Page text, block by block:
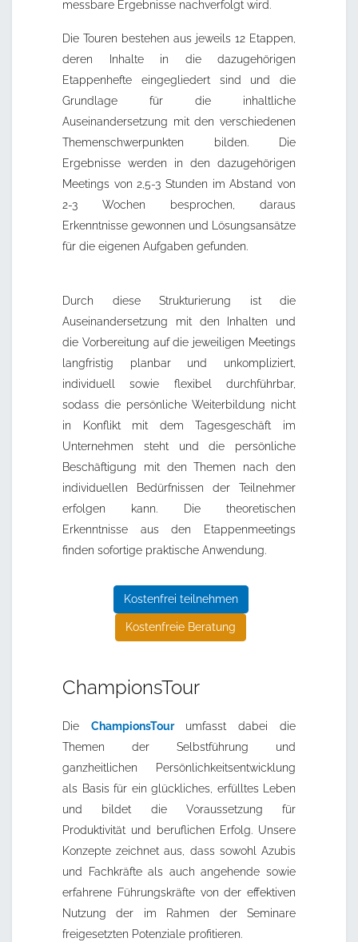
messbare Ergebnisse nachverfolgt wird.
Die Touren bestehen aus jeweils 12 Etappen,
deren Inhalte in die dazugehörigen
Etappenhefte eingegliedert sind und die
Grundlage für die inhaltliche
Auseinandersetzung mit den verschiedenen
Themenschwerpunkten bilden. Die
Ergebnisse werden in den dazugehörigen
Meetings von 2,5-3 Stunden im Abstand von
2-3 Wochen besprochen, daraus
Erkenntnisse gewonnen und Lösungsansätze
für die eigenen Aufgaben gefunden.
Durch diese Strukturierung ist die
Auseinandersetzung mit den Inhalten und
die Vorbereitung auf die jeweiligen Meetings
langfristig planbar und unkompliziert,
individuell sowie flexibel durchführbar,
sodass die persönliche Weiterbildung nicht
in Konflikt mit dem Tagesgeschäft im
Unternehmen steht und die persönliche
Beschäftigung mit den Themen nach den
individuellen Bedürfnissen der Teilnehmer
erfolgen kann. Die theoretischen
Erkenntnisse aus den Etappenmeetings
finden sofortige praktische Anwendung.
Kostenfrei teilnehmen
Kostenfreie Beratung
ChampionsTour
Die ChampionsTour umfasst dabei die
Themen der Selbstführung und
ganzheitlichen Persönlichkeitsentwicklung
als Basis für ein glückliches, erfülltes Leben
und bildet die Voraussetzung für
Produktivität und beruflichen Erfolg. Unsere
Konzepte zeichnet aus, dass sowohl Azubis
und Fachkräfte als auch angehende sowie
erfahrene Führungskräfte von der effektiven
Nutzung der im Rahmen der Seminare
freigesetzten Potenziale profitieren.